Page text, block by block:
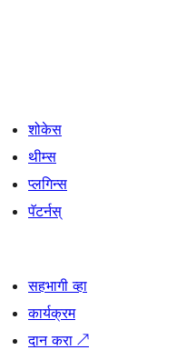
शोकेस
थीम्स
प्लगिन्स
पॅटर्नस्
सहभागी व्हा
कार्यक्रम
दान करा ↗